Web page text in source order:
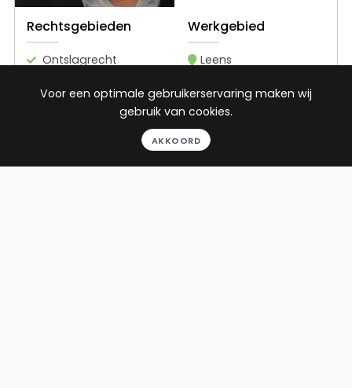
Rechtsgebieden
Ontslagrecht
Huurrecht
Consumentenrecht
Werkgebied
Leens
Voor een optimale gebruikerservaring maken wij
gebruik van cookies.
AKKOORD